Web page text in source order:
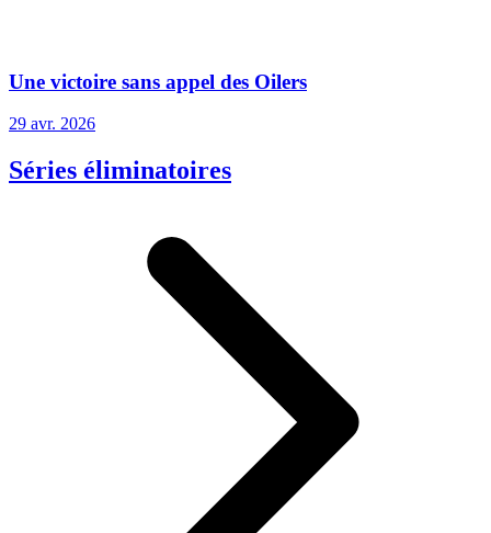
Une victoire sans appel des Oilers
29 avr. 2026
Séries éliminatoires